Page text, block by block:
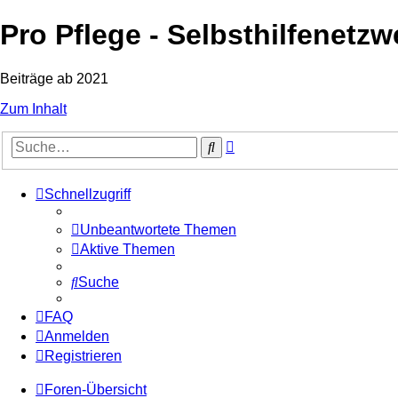
Pro Pflege -
Beiträge ab 2021
Zum Inhalt
Suche
Schnellzugriff
Unbeantwortete Themen
Aktive Themen
Suche
FAQ
Anmelden
Registrieren
Foren-Übersicht